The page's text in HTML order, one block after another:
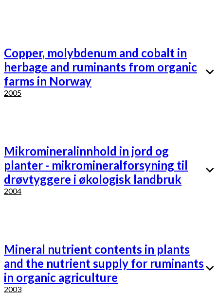
Copper, molybdenum and cobalt in
herbage and ruminants from organic
farms in Norway
2005
Mikromineralinnhold in jord og
planter - mikromineralforsyning til
drøvtyggere i økologisk landbruk
2004
Mineral nutrient contents in plants
and the nutrient supply for ruminants
in organic agriculture
2003